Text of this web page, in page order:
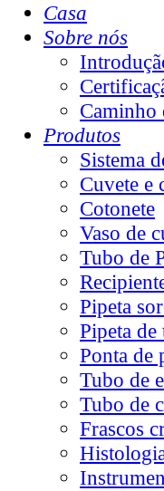
Casa
Sobre nós
Caminho
Produtos
Sistema
Cuvete e
Cotonete
Vaso de
Tubo de
Pipeta
Pipeta de
Ponta de
Tubo de
Tubo de
Frascos